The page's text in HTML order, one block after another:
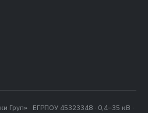
· ЕГРПОУ 45323348 · 0,4–35 кВ ·